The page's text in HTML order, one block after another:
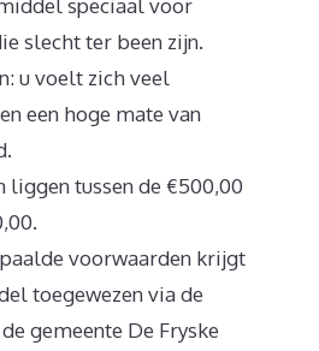
slecht ter been zijn.
u voelt zich veel
een hoge mate van
liggen tussen de €500,00
voorwaarden krijgt
toegewezen via de
gemeente De Fryske